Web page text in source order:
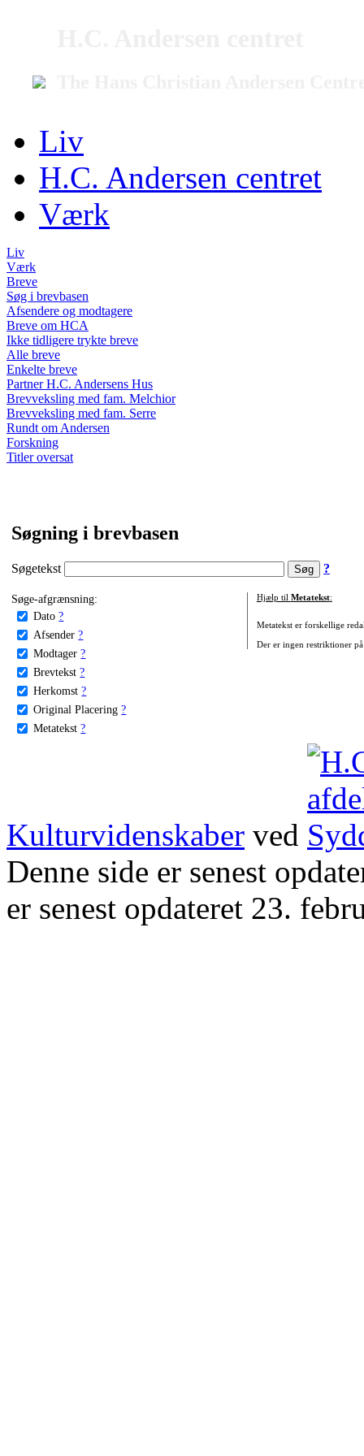
Liv
H.C. Andersen centret
Værk
Liv
Værk
Breve
Søg i brevbasen
Afsendere og modtagere
Breve om HCA
Ikke tidligere trykte breve
Alle breve
Enkelte breve
Partner H.C. Andersens Hus
Brevveksling med fam. Melchior
Brevveksling med fam. Serre
Rundt om Andersen
Forskning
Titler oversat
Søgning i brevbasen
Søgetekst ?
Søge-afgrænsning:
Dato ?
Afsender ?
Modtager ?
Brevtekst ?
Herkomst ?
Original Placering ?
Metatekst ?
Hjælp til Metatekst:
Metatekst er forskellige
Der er ingen restriktioner
Kulturvidenskaber ved
Denne side er senest
er senest opdateret 23.